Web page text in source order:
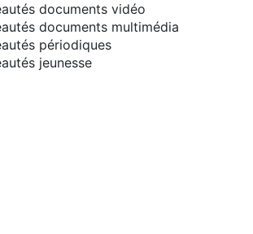
documents vidéo
documents multimédia
périodiques
jeunesse